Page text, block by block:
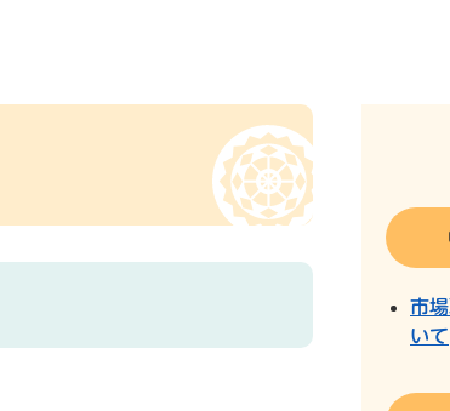
市
いて